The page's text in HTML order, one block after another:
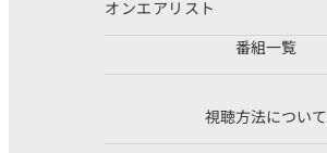
オンエアリスト
番組一覧
視聴方法について